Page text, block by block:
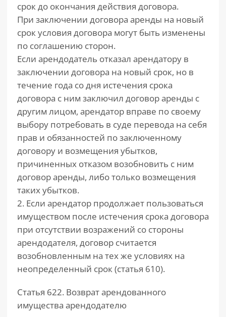
срок до окончания действия договора.
При заключении договора аренды на новый
срок условия договора могут быть изменены
по соглашению сторон.
Если арендодатель отказал арендатору в
заключении договора на новый срок, но в
течение года со дня истечения срока
договора с ним заключил договор аренды с
другим лицом, арендатор вправе по своему
выбору потребовать в суде перевода на себя
прав и обязанностей по заключенному
договору и возмещения убытков,
причиненных отказом возобновить с ним
договор аренды, либо только возмещения
таких убытков.
2. Если арендатор продолжает пользоваться
имуществом после истечения срока договора
при отсутствии возражений со стороны
арендодателя, договор считается
возобновленным на тех же условиях на
неопределенный срок (статья 610).
Статья 622. Возврат арендованного
имущества арендодателю